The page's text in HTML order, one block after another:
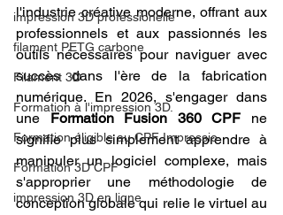
impression 3D professionelle
filament PETG carbone
Filament 3D
Formation à l'impression 3D.
Formation éligible au CPF Impressio
Formation 3D CPF
impression 3D en ligne
l'industrie créative moderne, offrant aux
professionnels et aux passionnés les
outils nécessaires pour naviguer avec
succès dans l'ère de la fabrication
numérique. En 2026, s'engager dans
une Formation Fusion 360 CPF ne
signifie plus simplement apprendre à
manipuler un logiciel complexe, mais
s'approprier une méthodologie de
conception globale qui relie le virtuel au